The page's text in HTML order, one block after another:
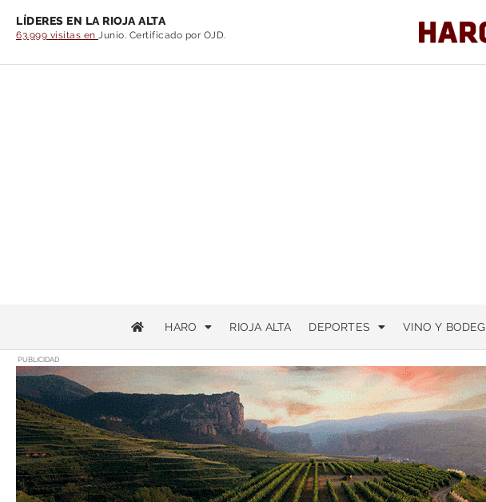
LÍDERES EN LA RIOJA ALTA
63.999 visitas en Junio. Certificado por OJD.
HARO RIOJA ALTA DEPORTES VINO Y
PUBLICIDAD
Estás leyendo: Haro Urban Vibes Fest: el latido de la cultura urbana ya suena en la plaza